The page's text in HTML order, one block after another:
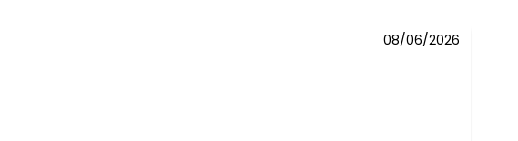
08/06/2026